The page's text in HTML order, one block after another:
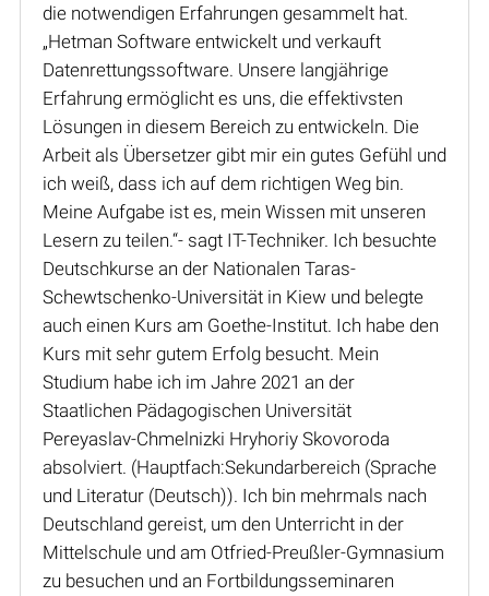
die notwendigen Erfahrungen gesammelt hat.
„Hetman Software entwickelt und verkauft
Datenrettungssoftware. Unsere langjährige
Erfahrung ermöglicht es uns, die effektivsten
Lösungen in diesem Bereich zu entwickeln. Die
Arbeit als Übersetzer gibt mir ein gutes Gefühl und
ich weiß, dass ich auf dem richtigen Weg bin.
Meine Aufgabe ist es, mein Wissen mit unseren
Lesern zu teilen.“- sagt IT-Techniker. Ich besuchte
Deutschkurse an der Nationalen Taras-
Schewtschenko-Universität in Kiew und belegte
auch einen Kurs am Goethe-Institut. Ich habe den
Kurs mit sehr gutem Erfolg besucht. Mein
Studium habe ich im Jahre 2021 an der
Staatlichen Pädagogischen Universität
Pereyaslav-Chmelnizki Hryhoriy Skovoroda
absolviert. (Hauptfach:Sekundarbereich (Sprache
und Literatur (Deutsch)). Ich bin mehrmals nach
Deutschland gereist, um den Unterricht in der
Mittelschule und am Otfried-Preußler-Gymnasium
zu besuchen und an Fortbildungsseminaren